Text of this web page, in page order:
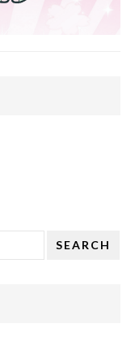
SEARCH